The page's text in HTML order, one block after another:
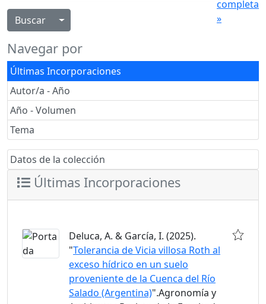
Alternar menú desplegable
completa
»
Navegar por
Últimas Incorporaciones
Autor/a - Año
Año - Volumen
Tema
Datos de la colección
Últimas Incorporaciones
Deluca, A. & García, I. (2025).
"Tolerancia de Vicia villosa Roth al
exceso hídrico en un suelo
proveniente de la Cuenca del Río
Salado (Argentina)".Agronomía y